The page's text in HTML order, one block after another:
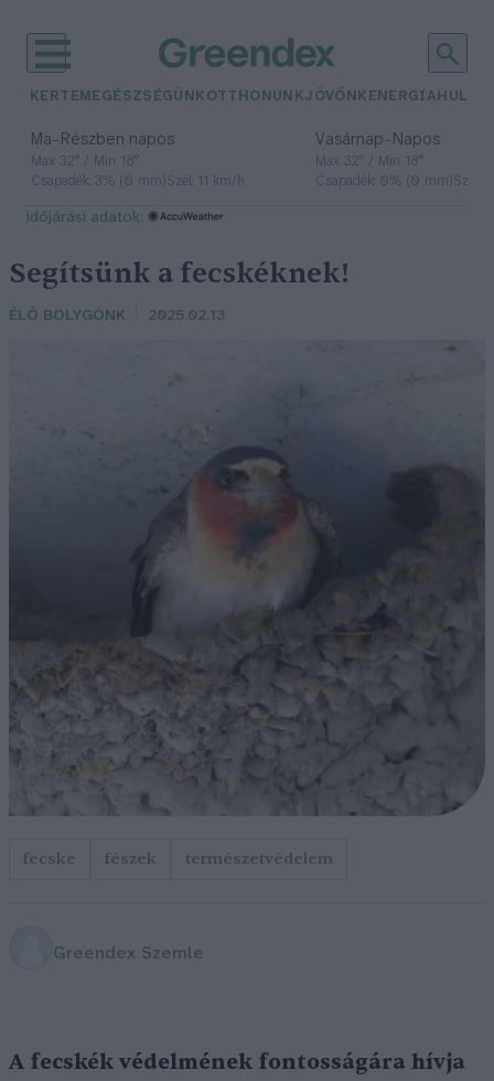
KERTEM EGÉSZSÉGÜNK OTTHONUNKJÖVŐNK ENERGIA
Ma– Részben napos
Max 32° / Min 18°
Csapadék: 3% (0 mm)Szél: 11 km/h
Vasárnap– Napos
Max 32° / Min 18°
Csapadék: 0% (0 mm)Szél:
időjárási adatok:
Segítsünk a fecskéknek!
ÉLŐ BOLYGÓNK 2025.02.13
fecske fészek természetvédelem
Greendex Szemle
A fecskék védelmének fontosságára hívja